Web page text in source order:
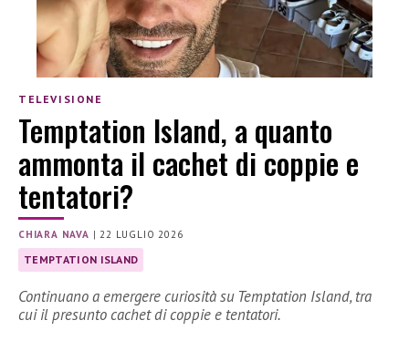
TELEVISIONE
Temptation Island, a quanto
ammonta il cachet di coppie e
tentatori?
CHIARA NAVA |22 LUGLIO 2026
TEMPTATION ISLAND
Continuano a emergere curiosità su Temptation Island, tra
cui il presunto cachet di coppie e tentatori.